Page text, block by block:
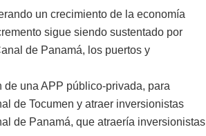
un crecimiento de la economía
sigue siendo sustentado por
de Panamá, los puertos y
una APP público-privada, para
de Tocumen y atraer inversionistas
de Panamá, que atraería inversionistas